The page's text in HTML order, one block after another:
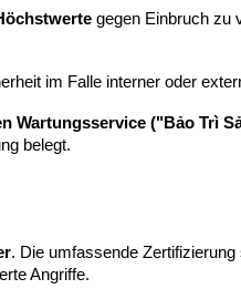
gegen Einbruch zu
im Falle interner oder
Wartungsservice ("Bảo Trì
belegt.
. Die umfassende
Angriffe.